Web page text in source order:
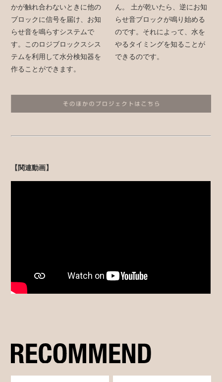
かが触れ合わないときに他の
ブロックに信号を届け、お知
らせ音を鳴らすシステムで
す。このロジブロックスシス
テムを利用して水分検知器を
作ることができます。
ん。 土が乾いたら、逆にお知
らせ音ブロックが鳴り始める
のです。それによって、水を
やるタイミングを知ることが
できるのです。
【関連動画】